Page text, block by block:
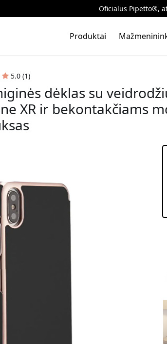
Oficialus Pipetto®,
Produktai
5.0 (1)
dėklas su
XR ir bekontakčiams